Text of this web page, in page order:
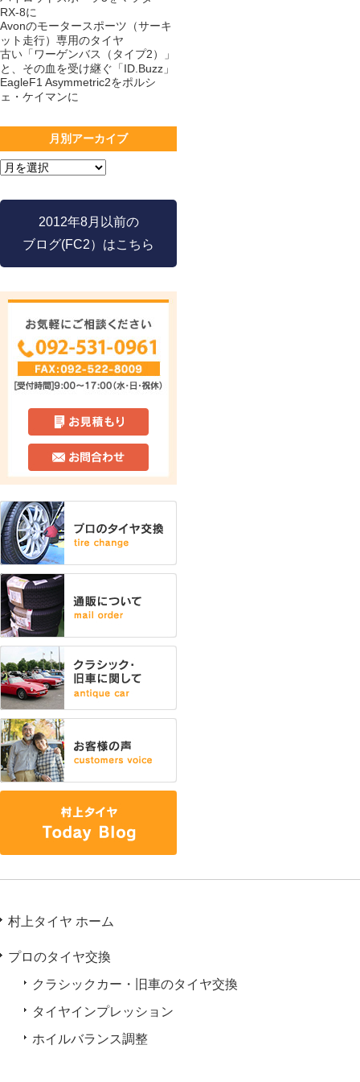
RX-8に
Avonのモータースポーツ（サーキ
ット走行）専用のタイヤ
古い「ワーゲンバス（タイプ2）」
と、その血を受け継ぐ「ID.Buzz」
EagleF1 Asymmetric2をポルシ
ェ・ケイマンに
月別アーカイブ
2012年8月以前の
ブログ(FC2）はこちら
村上タイヤ ホーム
プロのタイヤ交換
クラシックカー・旧車のタイヤ交換
タイヤインプレッション
ホイルバランス調整